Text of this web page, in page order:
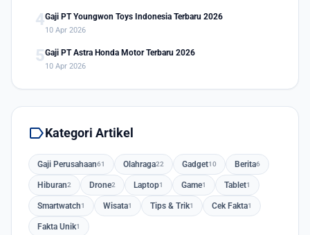
4Gaji PT Youngwon Toys Indonesia Terbaru 2026
10 Apr 2026
5Gaji PT Astra Honda Motor Terbaru 2026
10 Apr 2026
labelKategori Artikel
Gaji Perusahaan61 Olahraga22 Gadget10 Berita6
Hiburan2 Drone2 Laptop1 Game1 Tablet1
Smartwatch1 Wisata1 Tips & Trik1 Cek Fakta1
Fakta Unik1